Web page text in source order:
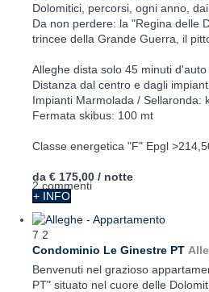
Dolomitici, percorsi, ogni anno,
Da non perdere: la "Regina delle
trincee della Grande Guerra, il
Alleghe dista solo 45 minuti
Distanza dal centro e dagli
Impianti Marmolada / Sellaronda:
Fermata skibus: 100 mt
Classe energetica "F" Epgl
2 commenti
da € 175,00 / notte
+ INFO
7 2
Condominio Le Ginestre PT
Benvenuti nel grazioso
PT" situato nel cuore delle